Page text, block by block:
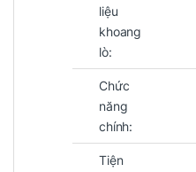
liệu
khoang
lò:
Chức
năng
chính:
Tiện